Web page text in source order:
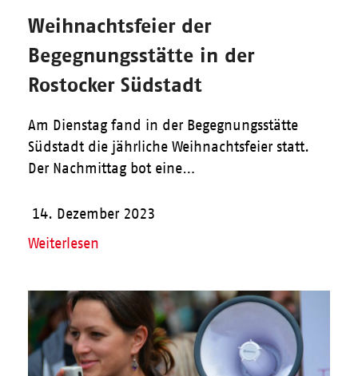
Weihnachtsfeier der
Begegnungsstätte in der
Rostocker Südstadt
Am Dienstag fand in der Begegnungsstätte
Südstadt die jährliche Weihnachtsfeier statt.
Der Nachmittag bot eine…
14. Dezember 2023
Weiterlesen